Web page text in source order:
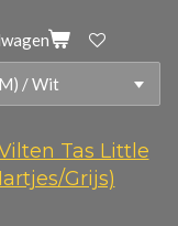
Tas Little
Grijs)